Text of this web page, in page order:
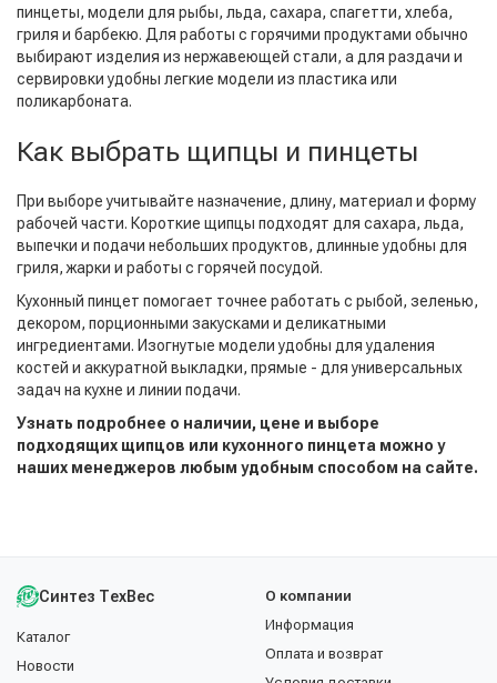
пинцеты, модели для рыбы, льда, сахара, спагетти, хлеба,
гриля и барбекю. Для работы с горячими продуктами обычно
выбирают изделия из нержавеющей стали, а для раздачи и
сервировки удобны легкие модели из пластика или
поликарбоната.
Как выбрать щипцы и пинцеты
При выборе учитывайте назначение, длину, материал и форму
рабочей части. Короткие щипцы подходят для сахара, льда,
выпечки и подачи небольших продуктов, длинные удобны для
гриля, жарки и работы с горячей посудой.
Кухонный пинцет помогает точнее работать с рыбой, зеленью,
декором, порционными закусками и деликатными
ингредиентами. Изогнутые модели удобны для удаления
костей и аккуратной выкладки, прямые - для универсальных
задач на кухне и линии подачи.
Узнать подробнее о наличии, цене и выборе
подходящих щипцов или кухонного пинцета можно у
наших менеджеров любым удобным способом на сайте.
Синтез ТехВес
Каталог
Новости
О компании
Информация
Оплата и возврат